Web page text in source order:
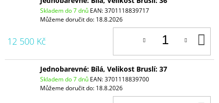
Skladem do 7 dnů EAN:3701118839717
Můžeme doručit do: 18.8.2026
12 500 Kč
Jednobarevné: Bílá, Velikost Bruslí: 37
Skladem do 7 dnů EAN:3701118839700
Můžeme doručit do: 18.8.2026